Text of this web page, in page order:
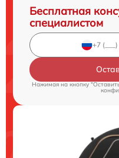
Бесплатная
специалистом
Нажимая на кнопку